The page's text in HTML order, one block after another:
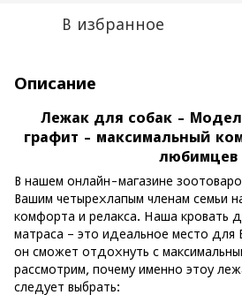
В избранное
Описание
Лежак для собак -
графит - максимальный
любимцев
В нашем онлайн-магазине
Вашим четырехлапым членам семьи
комфорта и релакса. Наша кровать
матраса – это идеальное место
он сможет отдохнуть с
рассмотрим, почему именно этоу
следует выбрать: